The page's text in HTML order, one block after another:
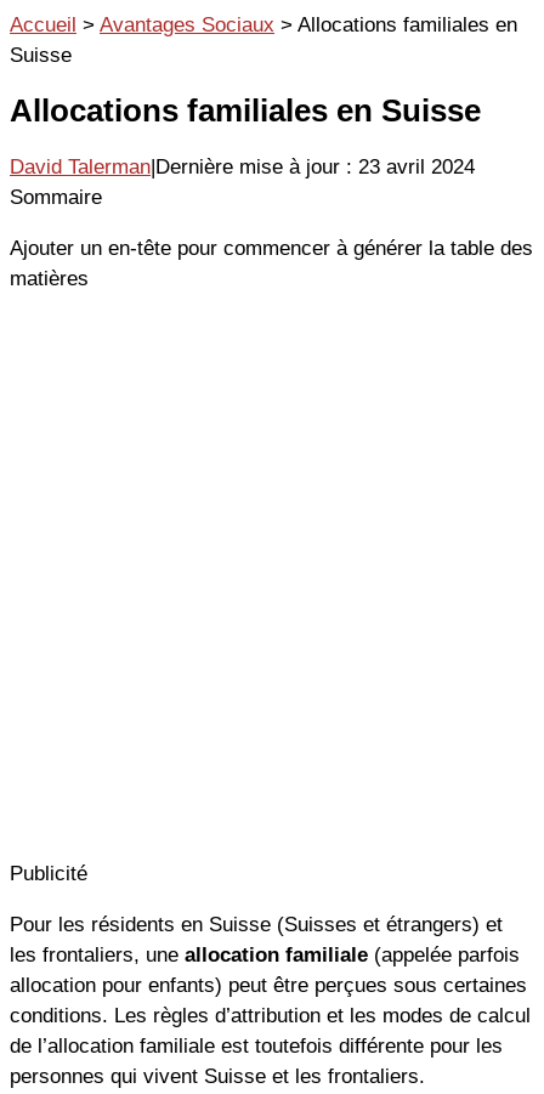
Aller
au
Accueil > Avantages Sociaux > Allocations familiales en
Suisse
Allocations familiales en Suisse
David Talerman Dernière mise à jour : 23 avril 2024
Sommaire
Ajouter un en-tête pour commencer à générer la table des
matières
Publicité
Pour les résidents en Suisse (Suisses et étrangers) et
les frontaliers, une allocation familiale (appelée parfois
allocation pour enfants) peut être perçues sous certaines
conditions. Les règles d’attribution et les modes de calcul
de l’allocation familiale est toutefois différente pour les
personnes qui vivent Suisse et les frontaliers.